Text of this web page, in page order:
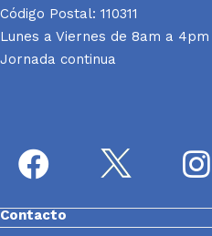
Código Postal: 110311
Lunes a Viernes de 8am a 4pm
Jornada continua
Contacto